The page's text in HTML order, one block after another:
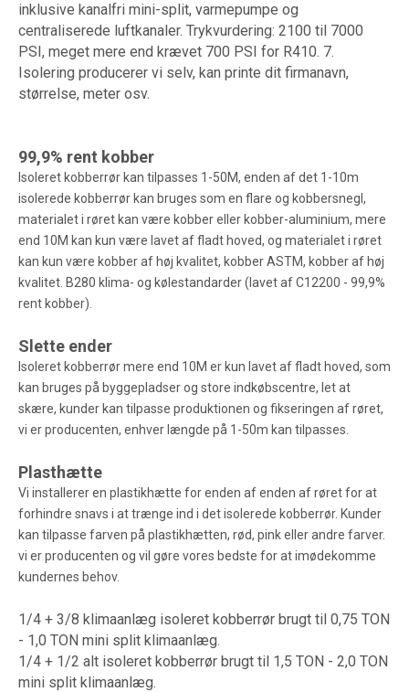
inklusive kanalfri mini-split, varmepumpe og
centraliserede luftkanaler. Trykvurdering: 2100 til 7000
PSI, meget mere end krævet 700 PSI for R410. 7.
Isolering producerer vi selv, kan printe dit firmanavn,
størrelse, meter osv.
99,9% rent kobber
Isoleret kobberrør kan tilpasses 1-50M, enden af det 1-10m
isolerede kobberrør kan bruges som en flare og kobbersnegl,
materialet i røret kan være kobber eller kobber-aluminium, mere
end 10M kan kun være lavet af fladt hoved, og materialet i røret
kan kun være kobber af høj kvalitet, kobber ASTM, kobber af høj
kvalitet. B280 klima- og kølestandarder (lavet af C12200 - 99,9%
rent kobber).
Slette ender
Isoleret kobberrør mere end 10M er kun lavet af fladt hoved, som
kan bruges på byggepladser og store indkøbscentre, let at
skære, kunder kan tilpasse produktionen og fikseringen af ​​røret,
vi er producenten, enhver længde på 1-50m kan tilpasses.
Plasthætte
Vi installerer en plastikhætte for enden af ​​enden af ​​røret for at
forhindre snavs i at trænge ind i det isolerede kobberrør. Kunder
kan tilpasse farven på plastikhætten, rød, pink eller andre farver.
vi er producenten og vil gøre vores bedste for at imødekomme
kundernes behov.
1/4 + 3/8 klimaanlæg isoleret kobberrør brugt til 0,75 TON
- 1,0 TON mini split klimaanlæg.
1/4 + 1/2 alt isoleret kobberrør brugt til 1,5 TON - 2,0 TON
mini split klimaanlæg.